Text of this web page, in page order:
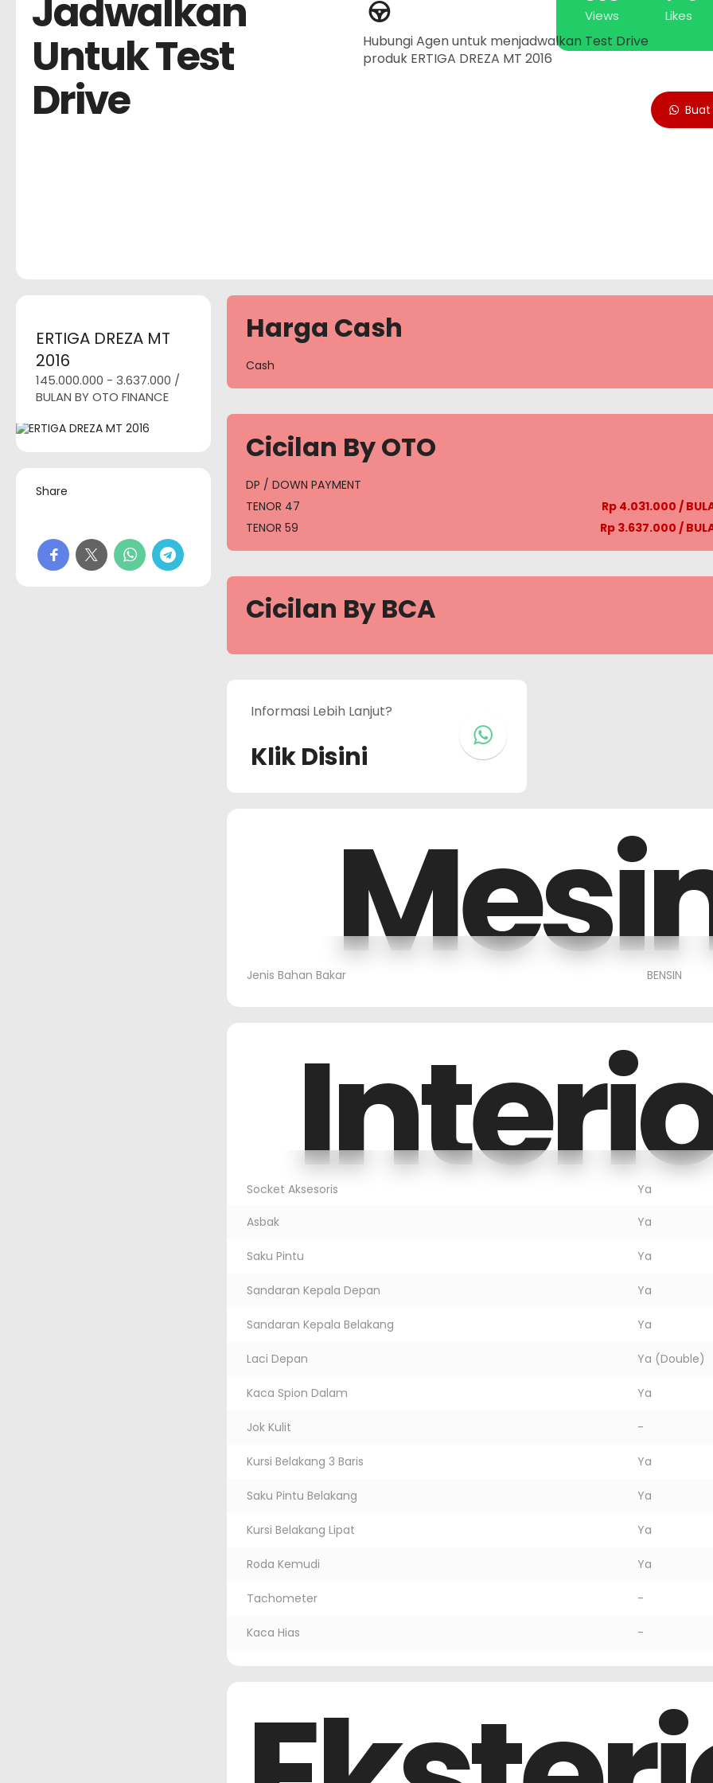
Views Likes
Jadwalkan
Untuk Test
Drive
Hubungi Agen untuk menjadwalkan Test Drive
produk ERTIGA DREZA MT 2016
ERTIGA DREZA MT
2016
145.000.000 - 3.637.000 /
BULAN BY OTO FINANCE
Share
Harga Cash
Cash
Cicilan By OTO
DP / DOWN PAYMENT
TENOR 47
Rp 4.031.000 /
TENOR 59
Rp 3.637.000 /
Cicilan By BCA
Informasi Lebih Lanjut?
Klik Disini
Jenis Bahan Bakar BENSIN
Socket Aksesoris Ya
Asbak Ya
Saku Pintu Ya
Sandaran Kepala Depan Ya
Sandaran Kepala Belakang Ya
Laci Depan Ya (Double)
Kaca Spion Dalam Ya
Jok Kulit -
Kursi Belakang 3 Baris Ya
Saku Pintu Belakang Ya
Kursi Belakang Lipat Ya
Roda Kemudi Ya
Tachometer -
Kaca Hias -